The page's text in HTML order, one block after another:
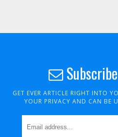
GET EVER ARTICLE RIGHT INTO
YOUR PRIVACY AND CAN BE